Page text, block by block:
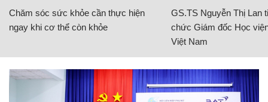
Chăm sóc sức khỏe cần thực hiện
ngay khi cơ thể còn khỏe
GS.TS Nguyễn Thị Lan
chức Giám đốc Học
Việt Nam